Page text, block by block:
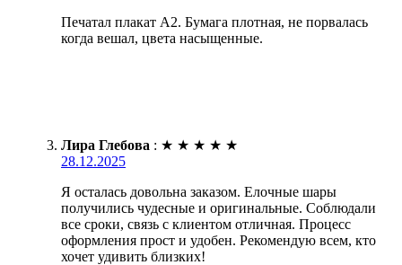
Печатал плакат А2. Бумага плотная, не порвалась
когда вешал, цвета насыщенные.
Лира Глебова : ★ ★ ★ ★ ★
28.12.2025
Я осталась довольна заказом. Елочные шары
получились чудесные и оригинальные. Соблюдали
все сроки, связь с клиентом отличная. Процесс
оформления прост и удобен. Рекомендую всем, кто
хочет удивить близких!